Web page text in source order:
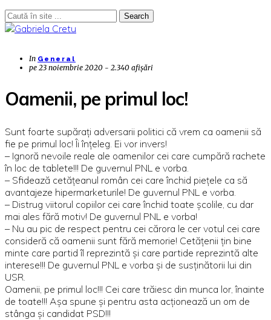
Search
In General
pe 23 noiembrie 2020 - 2.340 afișări
Oamenii, pe primul loc!
Sunt foarte supărați adversarii politici că vrem ca oamenii să
fie pe primul loc! Îi înțeleg. Ei vor invers!
– Ignoră nevoile reale ale oamenilor cei care cumpără rachete
în loc de tablete!!! De guvernul PNL e vorba.
– Sfidează cetățeanul român cei care închid piețele ca să
avantajeze hipermarketurile! De guvernul PNL e vorba.
– Distrug viitorul copiilor cei care închid toate școlile, cu dar
mai ales fără motiv! De guvernul PNL e vorba!
– Nu au pic de respect pentru cei cărora le cer votul cei care
consideră că oamenii sunt fără memorie! Cetățenii țin bine
minte care partid îl reprezintă și care partide reprezintă alte
interese!!! De guvernul PNL e vorba și de susținătorii lui din
USR.
Oamenii, pe primul loc!!! Cei care trăiesc din munca lor, înainte
de toate!!! Așa spune și pentru asta acționează un om de
stânga și candidat PSD!!!